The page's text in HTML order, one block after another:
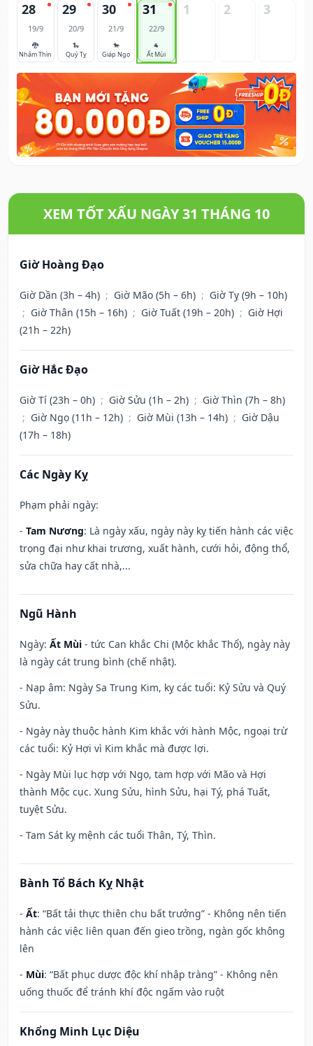
28
19/9
🐉
Nhâm Thìn
29
20/9
🐍
Quý Tỵ
30
21/9
🐎
Giáp Ngọ
31
22/9
🐐
Ất Mùi
1 2 3
XEM TỐT XẤU NGÀY 31 THÁNG 10
Giờ Hoàng Đạo
Giờ Dần (3h – 4h) ; Giờ Mão (5h – 6h) ; Giờ Tỵ (9h – 10h)
; Giờ Thân (15h – 16h) ; Giờ Tuất (19h – 20h) ; Giờ Hợi
(21h – 22h)
Giờ Hắc Đạo
Giờ Tí (23h – 0h) ; Giờ Sửu (1h – 2h) ; Giờ Thìn (7h – 8h)
; Giờ Ngọ (11h – 12h) ; Giờ Mùi (13h – 14h) ; Giờ Dậu
(17h – 18h)
Các Ngày Kỵ
Phạm phải ngày:
- Tam Nương: Là ngày xấu, ngày này kỵ tiến hành các việc
trọng đại như khai trương, xuất hành, cưới hỏi, động thổ,
sửa chữa hay cất nhà,...
Ngũ Hành
Ngày: Ất Mùi - tức Can khắc Chi (Mộc khắc Thổ), ngày này
là ngày cát trung bình (chế nhật).
- Nạp âm: Ngày Sa Trung Kim, kỵ các tuổi: Kỷ Sửu và Quý
Sửu.
- Ngày này thuộc hành Kim khắc với hành Mộc, ngoại trừ
các tuổi: Kỷ Hợi vì Kim khắc mà được lợi.
- Ngày Mùi lục hợp với Ngọ, tam hợp với Mão và Hợi
thành Mộc cục. Xung Sửu, hình Sửu, hại Tý, phá Tuất,
tuyệt Sửu.
- Tam Sát kỵ mệnh các tuổi Thân, Tý, Thìn.
Bành Tổ Bách Kỵ Nhật
- Ất: “Bất tải thực thiên chu bất trưởng” - Không nên tiến
hành các việc liên quan đến gieo trồng, ngàn gốc không
lên
- Mùi: “Bất phục dược độc khí nhập tràng” - Không nên
uống thuốc để tránh khí độc ngấm vào ruột
Khổng Minh Lục Diệu